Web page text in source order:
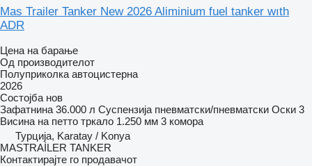
Mas Trailer Tanker New 2026 Aliminium fuel tanker wıth
ADR
Цена на барање
Од производителот
Полуприколка автоцистерна
2026
Состојба нов
Зафатнина 36.000 л Суспензија пневматски/пневматски Оски 3
Висина на петто тркало 1.250 мм 3 комора
Турција, Karatay / Konya
MASTRAİLER TANKER
Контактирајте го продавачот